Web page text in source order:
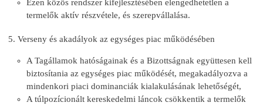
Ezen közös rendszer kifejlesztésében elengedhetetlen a
termelők aktív részvétele, és szerepvállalása.
Verseny és akadályok az egységes piac működésében
A Tagállamok hatóságainak és a Bizottságnak együttesen kell
biztosítania az egységes piac működését, megakadályozva a
mindenkori piaci dominanciák kialakulásának lehetőségét,
A túlpozícionált kereskedelmi láncok csökkentik a termelők